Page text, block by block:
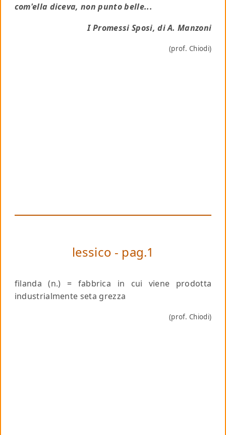
com'ella diceva, non punto belle...
I Promessi Sposi, di A. Manzoni
(prof. Chiodi)
lessico - pag.1
filanda (n.) = fabbrica in cui viene prodotta
industrialmente seta grezza
(prof. Chiodi)